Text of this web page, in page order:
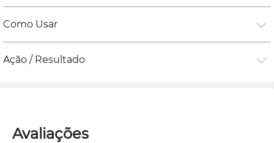
Como Usar
Ação / Resultado
Avaliações